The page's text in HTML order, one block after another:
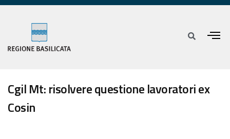
Cgil Mt: risolvere questione lavoratori ex
Cosin